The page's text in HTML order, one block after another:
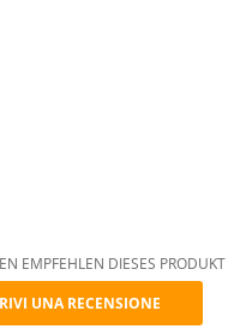
EMPFEHLEN DIESES PRODUKT
UNA RECENSIONE